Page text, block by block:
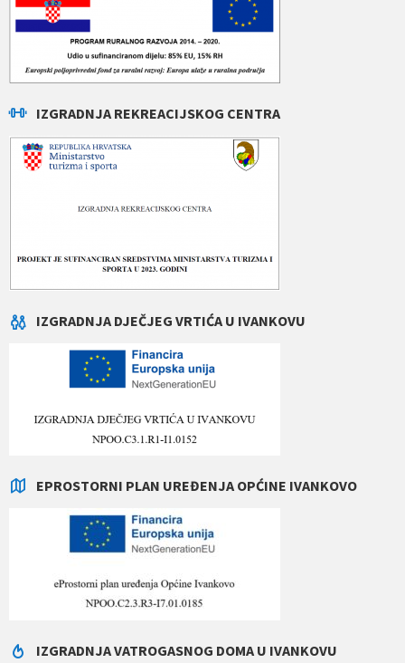
IZGRADNJA REKREACIJSKOG CENTRA
IZGRADNJA DJEČJEG VRTIĆA U IVANKOVU
EPROSTORNI PLAN UREĐENJA OPĆINE IVANKOVO
IZGRADNJA VATROGASNOG DOMA U IVANKOVU